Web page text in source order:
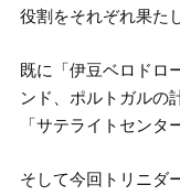
役割をそれぞれ果た
既に「伊豆ベロドロ
ンド、ポルトガルの
「サテライトセンタ
そして今回トリニダ